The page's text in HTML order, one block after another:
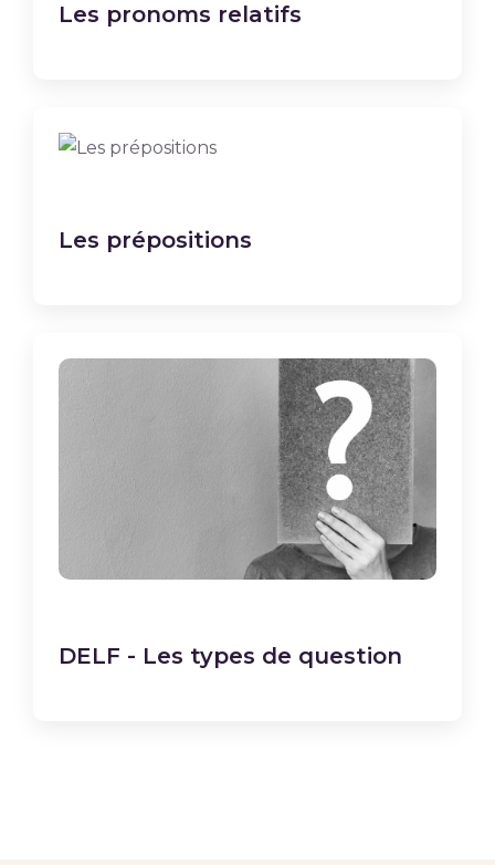
Les pronoms relatifs
Les prépositions
DELF - Les types de question